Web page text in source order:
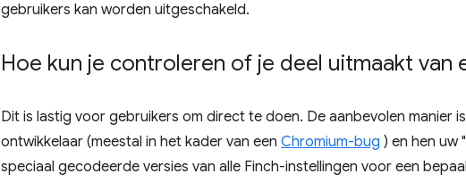
gebruikers kan worden uitgeschakeld.
Hoe kun je controleren of je deel uitmaakt van
Dit is lastig voor gebruikers om direct te doen. De aanbevolen manier
ontwikkelaar (meestal in het kader van een Chromium-bug ) en hen uw
speciaal gecodeerde versies van alle Finch-instellingen voor een